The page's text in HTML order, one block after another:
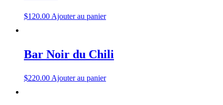
$120.00 Ajouter au panier
Bar Noir du Chili
$220.00 Ajouter au panier